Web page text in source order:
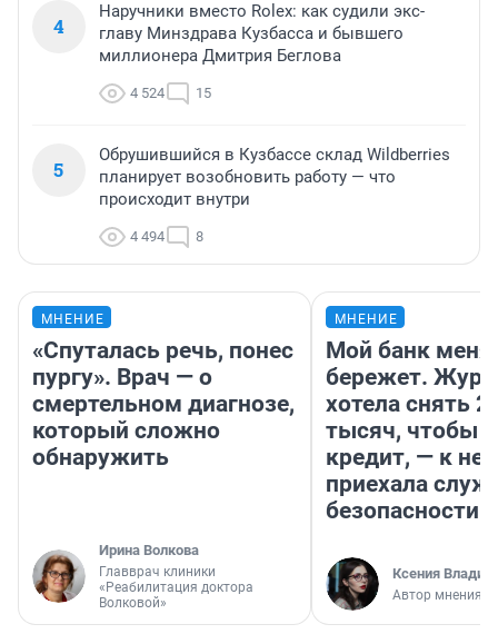
4
Наручники вместо Rolex: как судили экс-
главу Минздрава Кузбасса и бывшего
миллионера Дмитрия Беглова
4 524 15
5
Обрушившийся в Кузбассе склад Wildberries
планирует возобновить работу — что
происходит внутри
4 494 8
МНЕНИЕ
«Спуталась речь, понес
пургу». Врач — о
смертельном диагнозе,
который сложно
обнаружить
Ирина Волкова
Главврач клиники
«Реабилитация доктора
Волковой»
МНЕНИЕ
Мой банк меня
бережет.
хотела снять
тысяч, чтобы
кредит, — к
приехала
безопасности
Ксения
Автор мнения